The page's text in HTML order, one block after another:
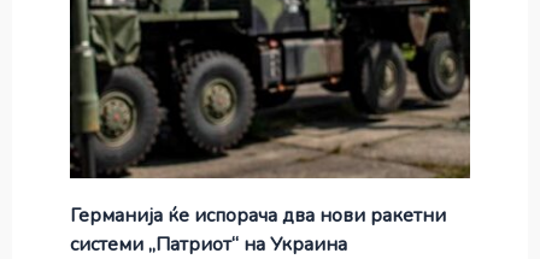
Германија ќе испорача два нови ракетни
системи „Патриот“ на Украина